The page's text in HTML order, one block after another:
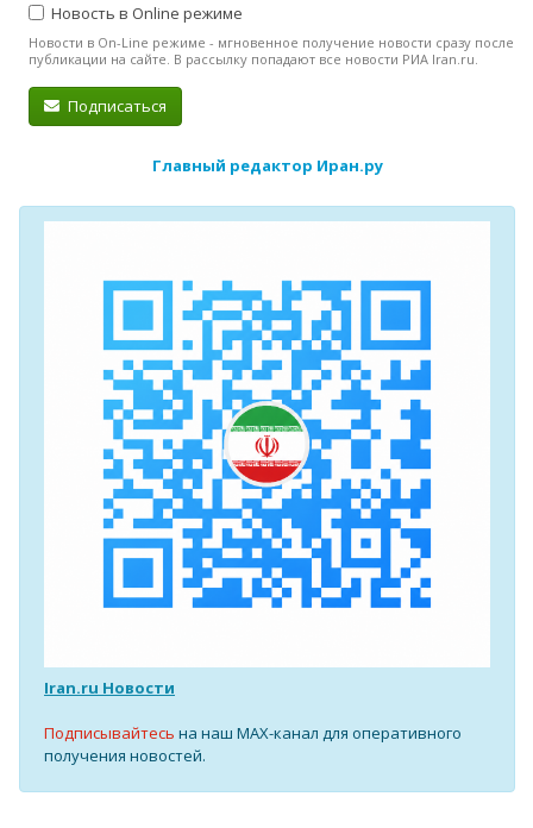
Новость в Online режиме
Новости в On-Line режиме - мгновенное получение новости сразу после
публикации на сайте. В рассылку попадают все новости РИА Iran.ru.
Подписаться
Главный редактор Иран.ру
Iran.ru Новости
Подписывайтесь на наш MAX-канал для оперативного
получения новостей.